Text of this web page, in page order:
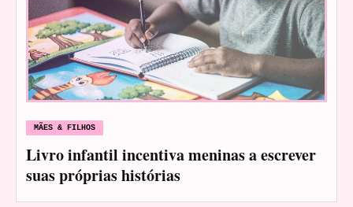
MÃES & FILHOS
Livro infantil incentiva meninas a escrever
suas próprias histórias